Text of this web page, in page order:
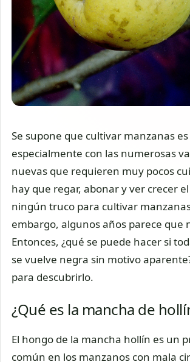
Se supone que cultivar manzanas
especialmente con las numerosas
nuevas que requieren muy pocos
hay que regar, abonar y ver crecer
ningún truco para cultivar
embargo, algunos años parece que
Entonces, ¿qué se puede hacer si
se vuelve negra sin motivo
para descubrirlo.
¿Qué es la mancha de
El hongo de la mancha hollín es un
común en los manzanos con mala